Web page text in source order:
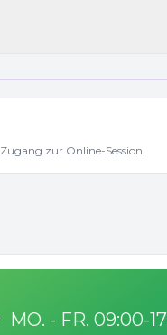
zur Online-Session
MO. - FR. 09:00-